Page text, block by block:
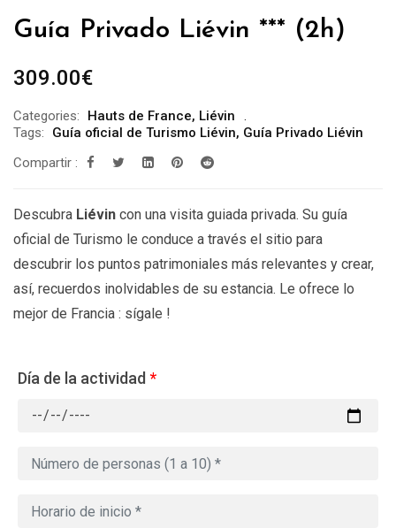
Guía Privado Liévin *** (2h)
309.00€
Categories: Hauts de France, Liévin
Tags:
Guía oficial de Turismo Liévin, Guía Privado Liévin
Compartir :
Descubra Liévin con una visita guiada privada. Su guía
oficial de Turismo le conduce a través el sitio para
descubrir los puntos patrimoniales más relevantes y crear,
así, recuerdos inolvidables de su estancia. Le ofrece lo
mejor de Francia : sígale !
Día de la actividad *